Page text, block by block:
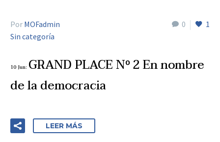
0 1
Por MOFadmin
Sin categoría
10 Jun: GRAND PLACE Nº 2 En nombre
de la democracia
LEER MÁS